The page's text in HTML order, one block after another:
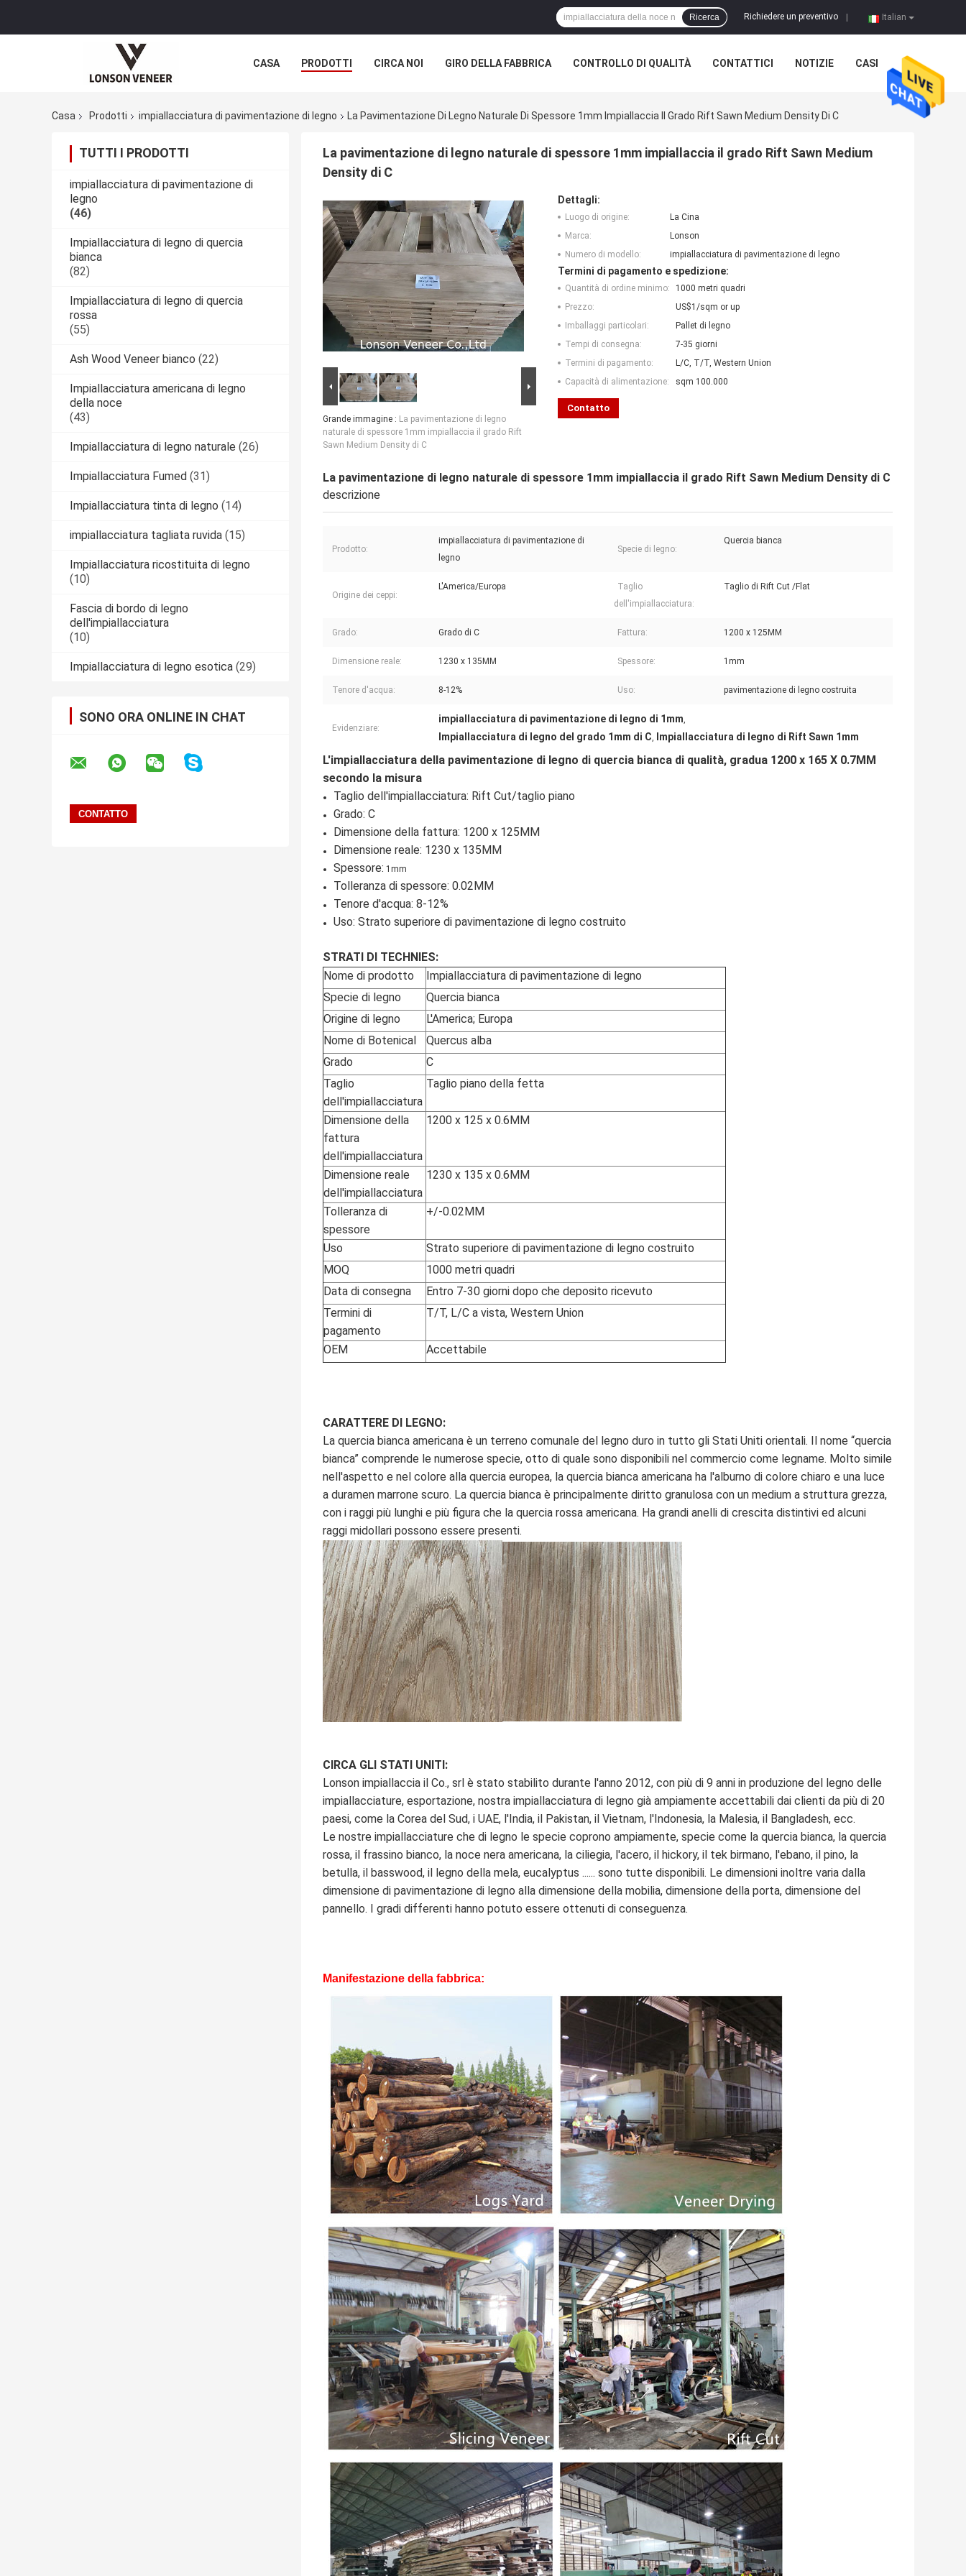
Italian
Richiedere un preventivo
Ricerca
CASA PRODOTTI CIRCA NOI GIRO DELLA FABBRICA CONTROLLO DI QUALITÀ CONTATTICI NOTIZIE CASI
Casa Prodotti impiallacciatura di pavimentazione di legno La Pavimentazione Di Legno Naturale Di Spessore 1mm Impiallaccia Il Grado Rift Sawn Medium Density Di C
TUTTI I PRODOTTI
impiallacciatura di pavimentazione di
legno
(46)
Impiallacciatura di legno di quercia
bianca
(82)
Impiallacciatura di legno di quercia
rossa
(55)
Ash Wood Veneer bianco (22)
Impiallacciatura americana di legno
della noce
(43)
Impiallacciatura di legno naturale (26)
Impiallacciatura Fumed (31)
Impiallacciatura tinta di legno (14)
impiallacciatura tagliata ruvida (15)
Impiallacciatura ricostituita di legno
(10)
Fascia di bordo di legno
dell'impiallacciatura
(10)
Impiallacciatura di legno esotica (29)
SONO ORA ONLINE IN CHAT
La pavimentazione di legno naturale di spessore 1mm impiallaccia il grado Rift Sawn Medium
Density di C
Grande immagine : La pavimentazione di legno
naturale di spessore 1mm impiallaccia il grado Rift
Sawn Medium Density di C
Dettagli:
Luogo di origine:
La Cina
Marca:
Lonson
Numero di modello:
impiallacciatura di pavimentazione di legno
Termini di pagamento e spedizione:
Quantità di ordine minimo:
1000 metri quadri
Prezzo:
US$1/sqm or up
Imballaggi particolari:
Pallet di legno
Tempi di consegna:
7-35 giorni
Termini di pagamento:
L/C, T/T, Western Union
Capacità di alimentazione:
sqm 100.000
Contatto
La pavimentazione di legno naturale di spessore 1mm impiallaccia il grado Rift Sawn Medium Density di C
descrizione
Prodotto:
impiallacciatura di pavimentazione di
legno
Specie di legno:
Quercia bianca
Origine dei ceppi:
L'America/Europa
Taglio
dell'impiallacciatura:
Taglio di Rift Cut /Flat
Grado: Grado di C Fattura: 1200 x 125MM
Dimensione reale: 1230 x 135MM Spessore: 1mm
Tenore d'acqua: 8-12% Uso: pavimentazione di legno costruita
Evidenziare:
impiallacciatura di pavimentazione di legno di 1mm,
Impiallacciatura di legno del grado 1mm di C, Impiallacciatura di legno di Rift Sawn 1mm
L'impiallacciatura della pavimentazione di legno di quercia bianca di qualità, gradua 1200 x 165 X 0.7MM
secondo la misura
Taglio dell'impiallacciatura: Rift Cut/taglio piano
Grado: C
Dimensione della fattura: 1200 x 125MM
Dimensione reale: 1230 x 135MM
Spessore: 1mm
Tolleranza di spessore: 0.02MM
Tenore d'acqua: 8-12%
Uso: Strato superiore di pavimentazione di legno costruito
STRATI DI TECHNIES:
Nome di prodotto
Impiallacciatura di pavimentazione di legno
Specie di legno
Quercia bianca
Origine di legno
L'America; Europa
Nome di Botenical
Quercus alba
Grado
C
Taglio
dell'impiallacciatura
Taglio piano della fetta
Dimensione della
fattura
dell'impiallacciatura
1200 x 125 x 0.6MM
Dimensione reale
dell'impiallacciatura
1230 x 135 x 0.6MM
Tolleranza di
spessore
+/-0.02MM
Uso
Strato superiore di pavimentazione di legno costruito
MOQ
1000 metri quadri
Data di consegna
Entro 7-30 giorni dopo che deposito ricevuto
Termini di
pagamento
T/T, L/C a vista, Western Union
OEM Accettabile
CARATTERE DI LEGNO:
La quercia bianca americana è un terreno comunale del legno duro in tutto gli Stati Uniti orientali. Il nome “quercia
bianca” comprende le numerose specie, otto di quale sono disponibili nel commercio come legname. Molto simile
nell'aspetto e nel colore alla quercia europea, la quercia bianca americana ha l'alburno di colore chiaro e una luce
a duramen marrone scuro. La quercia bianca è principalmente diritto granulosa con un medium a struttura grezza,
con i raggi più lunghi e più figura che la quercia rossa americana. Ha grandi anelli di crescita distintivi ed alcuni
raggi midollari possono essere presenti.
CIRCA GLI STATI UNITI:
Lonson impiallaccia il Co., srl è stato stabilito durante l'anno 2012, con più di 9 anni in produzione del legno delle
impiallacciature, esportazione, nostra impiallacciatura di legno già ampiamente accettabili dai clienti da più di 20
paesi, come la Corea del Sud, i UAE, l'India, il Pakistan, il Vietnam, l'Indonesia, la Malesia, il Bangladesh, ecc.
Le nostre impiallacciature che di legno le specie coprono ampiamente, specie come la quercia bianca, la quercia
rossa, il frassino bianco, la noce nera americana, la ciliegia, l'acero, il hickory, il tek birmano, l'ebano, il pino, la
betulla, il basswood, il legno della mela, eucalyptus ...... sono tutte disponibili. Le dimensioni inoltre varia dalla
dimensione di pavimentazione di legno alla dimensione della mobilia, dimensione della porta, dimensione del
pannello. I gradi differenti hanno potuto essere ottenuti di conseguenza.
Manifestazione della fabbrica: